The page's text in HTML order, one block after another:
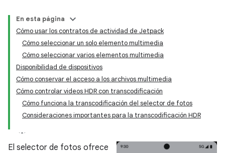
En esta página
Cómo usar los contratos de actividad de Jetpack
Cómo seleccionar un solo elemento multimedia
Cómo seleccionar varios elementos multimedia
Disponibilidad de dispositivos
Cómo conservar el acceso a los archivos multimedia
Cómo controlar videos HDR con transcodificación
Cómo funciona la transcodificación del selector de fotos
Consideraciones importantes para la transcodificación HDR
El selector de fotos ofrece